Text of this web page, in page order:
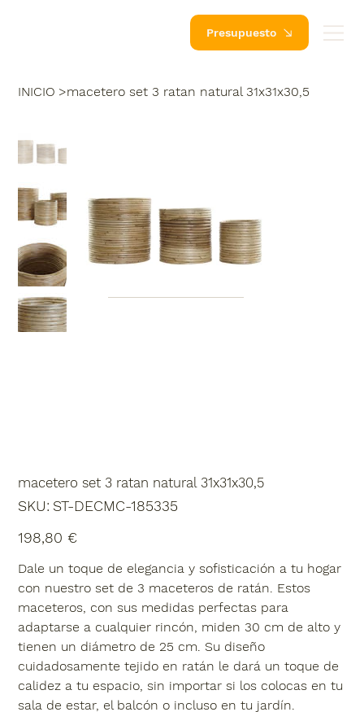
Presupuesto
INICIO >macetero set 3 ratan natural 31x31x30,5
macetero set 3 ratan natural 31x31x30,5
SKU: SKU
ST-
ST-DECMC-185335
198,80 €
Dale un toque de elegancia y sofisticación a tu hogar
con nuestro set de 3 maceteros de ratán. Estos
maceteros, con sus medidas perfectas para
adaptarse a cualquier rincón, miden 30 cm de alto y
tienen un diámetro de 25 cm. Su diseño
cuidadosamente tejido en ratán le dará un toque de
calidez a tu espacio, sin importar si los colocas en tu
sala de estar, el balcón o incluso en tu jardín.